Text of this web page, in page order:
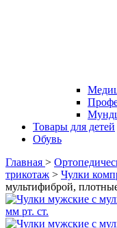
Товары для детей
Обувь
Главная >
трикотаж > Чулки
мультифиброй,